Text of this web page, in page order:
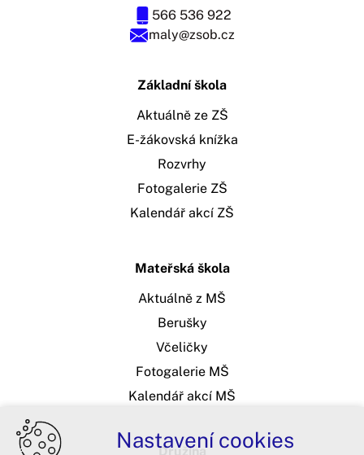
maly@zsob.cz
566 536 922
Základní škola
Aktuálně ze ZŠ
E-žákovská knížka
Rozvrhy
Fotogalerie ZŠ
Kalendář akcí ZŠ
Mateřská škola
Aktuálně z MŠ
Berušky
Včeličky
Fotogalerie MŠ
Kalendář akcí MŠ
Družina
Nastavení cookies